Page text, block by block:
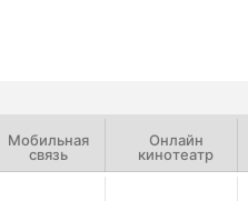
Мобильная
связь
Онлайн
кинотеатр